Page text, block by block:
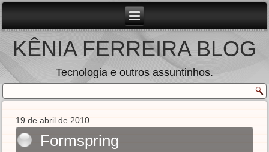
KÊNIA FERREIRA BLOG
Tecnologia e outros assuntinhos.
19 de abril de 2010
Formspring